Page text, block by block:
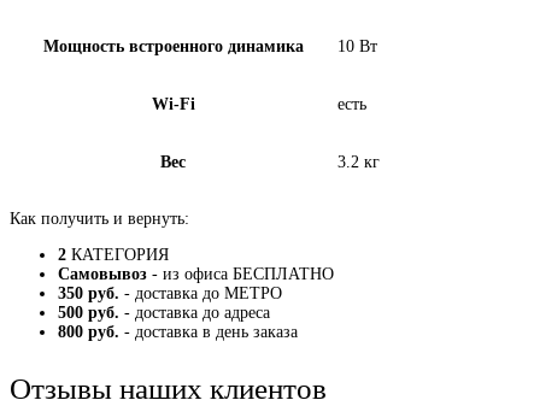
Мощность встроенного динамика 10 Вт
Wi-Fi есть
Вес 3.2 кг
Как получить и вернуть:
2 КАТЕГОРИЯ
Самовывоз - из офиса БЕСПЛАТНО
350 руб. - доставка до МЕТРО
500 руб. - доставка до адреса
800 руб. - доставка в день заказа
Отзывы наших клиентов